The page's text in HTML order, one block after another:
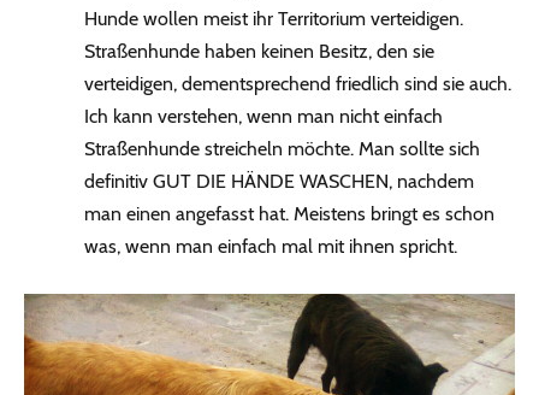
Hunde wollen meist ihr Territorium verteidigen.
Straßenhunde haben keinen Besitz, den sie
verteidigen, dementsprechend friedlich sind sie auch.
Ich kann verstehen, wenn man nicht einfach
Straßenhunde streicheln möchte. Man sollte sich
definitiv GUT DIE HÄNDE WASCHEN, nachdem
man einen angefasst hat. Meistens bringt es schon
was, wenn man einfach mal mit ihnen spricht.